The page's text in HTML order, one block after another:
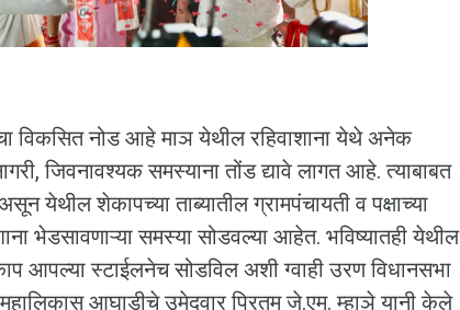
विकसित नोड आहे माञ येथील रहिवाशाना येथे अनेक
जिवनावश्यक समस्याना तोंड द्यावे लागत आहे. त्याबाबत
येथील शेकापच्या ताब्यातील ग्रामपंचायती व पक्षाच्या
भेडसावणाऱ्या समस्या सोडवल्या आहेत. भविष्यातही येथील
आपल्या स्टाईलनेच सोडविल अशी ग्वाही उरण विधानसभा
आघाडीचे उमेदवार प्रितम जे.एम. म्हाञे यानी केले